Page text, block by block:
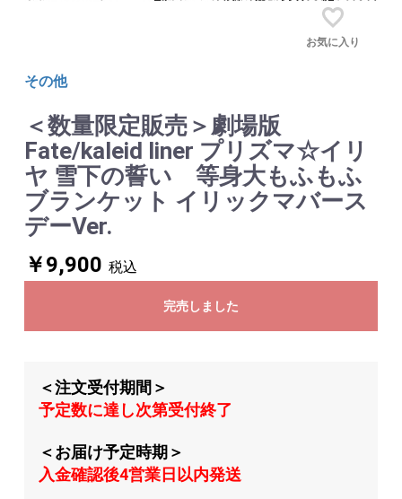
お気に入り
その他
＜数量限定販売＞劇場版
Fate/kaleid liner プリズマ☆イリ
ヤ 雪下の誓い 等身大もふもふ
ブランケット イリックマバース
デーVer.
￥9,900 税込
完売しました
＜注文受付期間＞
予定数に達し次第受付終了
＜お届け予定時期＞
入金確認後4営業日以内発送